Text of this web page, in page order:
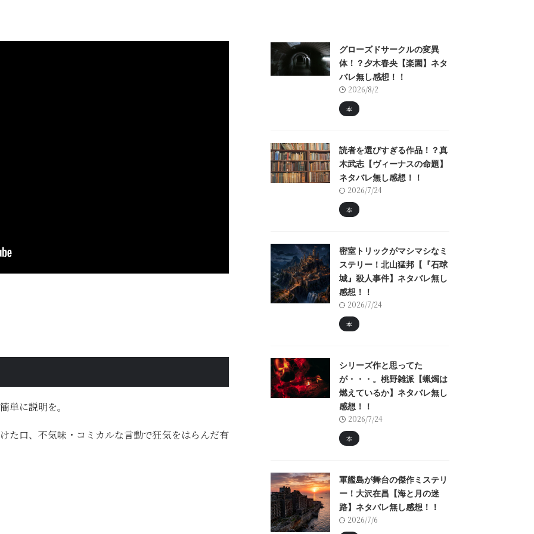
単に説明を。
た口、不気味・コミカルな言動で狂気をはらんだ有
グローズドサークルの変異
体！？夕木春央【楽園】ネタ
バレ無し感想！！
2026/8/2
本
読者を選びすぎる作品！？真
木武志【ヴィーナスの命題】
ネタバレ無し感想！！
2026/7/24
本
密室トリックがマシマシなミ
ステリー！北山猛邦【『石球
城』殺人事件】ネタバレ無し
感想！！
2026/7/24
本
シリーズ作と思ってた
が・・・。桃野雑派【蝋燭は
燃えているか】ネタバレ無し
感想！！
2026/7/24
本
軍艦島が舞台の傑作ミステリ
ー！大沢在昌【海と月の迷
路】ネタバレ無し感想！！
2026/7/6